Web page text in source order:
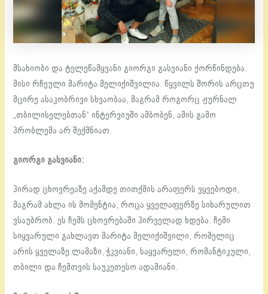
მსახიობი და ტელეწამყვანი გიორგი გასვიანი ქორწინდება.
მისი რჩეული მარიტა მელიქიშვილია. წყვილს შორის არცთუ
მცირე ასაკობრივი სხვაობაა, მაგრამ როგორც ჟურნალ
„თბილისელებთან“ ინტერვიუში ამბობენ, ამის გამო
პრობლემა არ შექმნიათ.
გიორგი გასვიანი:
პირად ცხოვრეაზე აქამდე თითქმის არაფერს ვყვებოდი,
მაგრამ ახლა ის მომენტია, როცა ყველაფერზე სიხარულით
ვსაუბრობ. ეს ჩემს ცხოვრებაში პირველად ხდება. ჩემი
სიყვარული გახლავთ მარიტა მელიქიშვილი, რომელიც
არის ყველაზე ლამაზი, ჭკვიანი, საყვარელი, რომანტიკული,
თბილი და ჩემთვის საუკეთესო ადამიანი.